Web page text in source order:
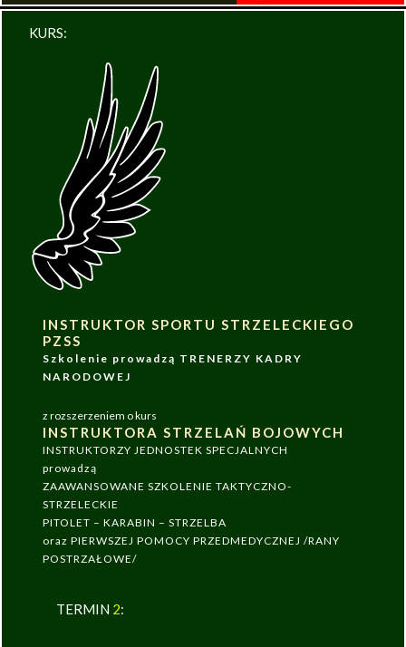
KURS:
INSTRUKTOR SPORTU STRZELECKIEGO
PZSS
Szkolenie prowadzą TRENERZY KADRY
NARODOWEJ
z rozszerzeniem o kurs
INSTRUKTORA STRZELAŃ BOJOWYCH
INSTRUKTORZY JEDNOSTEK SPECJALNYCH
prowadzą
ZAAWANSOWANE SZKOLENIE TAKTYCZNO-
STRZELECKIE
PITOLET – KARABIN – STRZELBA
oraz PIERWSZEJ POMOCY PRZEDMEDYCZNEJ /RANY
POSTRZAŁOWE/
TERMIN 2: